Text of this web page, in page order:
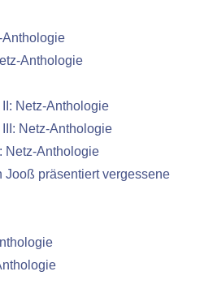
Anthologie
Netz-Anthologie
Netz-Anthologie
Netz-Anthologie
Jooß präsentiert vergessene